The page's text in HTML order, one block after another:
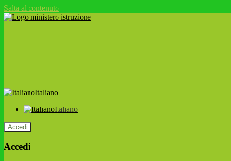
Salta al contenuto
Italiano
Italiano
Accedi
Accedi